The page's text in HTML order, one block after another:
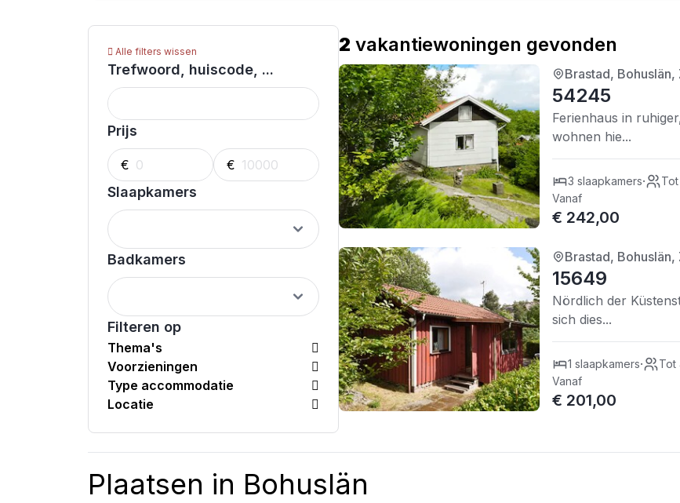
Alle filters wissen
Trefwoord, huiscode, ...
Prijs
€ €
Slaapkamers
Badkamers
Filteren op
Thema's
Voorzieningen
Type accommodatie
Locatie
2 vakantiewoningen gevonden
3/5| 0 recensies
Brastad, Bohuslän,
54245
Ferienhaus in
wohnen hie...
3 slaapkamers·
Vanaf
€ 242,00
3/5| 0 recensies
Brastad, Bohuslän,
15649
Nördlich der
sich dies...
1 slaapkamers·
Tot
Vanaf
€ 201,00
Plaatsen in Bohuslän